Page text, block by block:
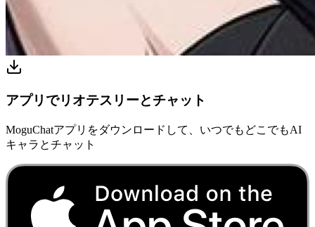
アプリでリオテスリーとチャット
MoguChatアプリをダウンロードして、いつでもどこでもAI
キャラとチャット